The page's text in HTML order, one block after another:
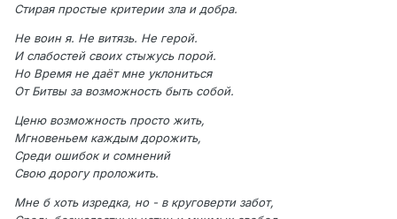
Стирая простые критерии зла и добра.
Не воин я. Не витязь. Не герой.
И слабостей своих стыжусь порой.
Но Время не даёт мне уклониться
От Битвы за возможность быть собой.
Ценю возможность просто жить,
Мгновеньем каждым дорожить,
Среди ошибок и сомнений
Свою дорогу проложить.
Мне б хоть изредка, но - в круговерти забот,